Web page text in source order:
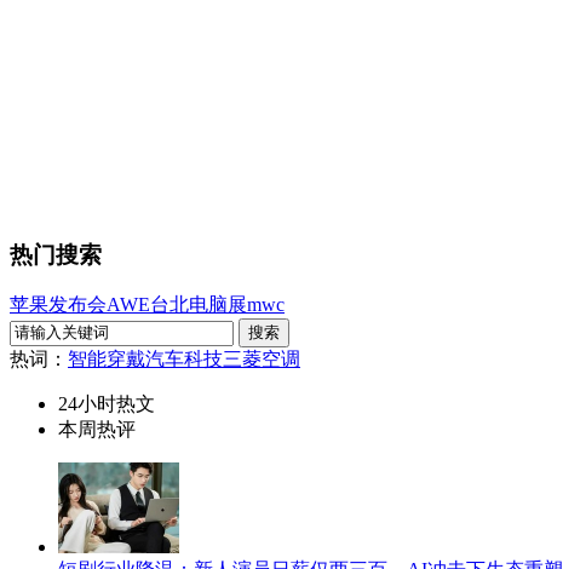
热门搜索
苹果发布会AWE台北电脑展mwc
热词： 智能穿戴汽车科技三菱空调
24小时热文
本周热评